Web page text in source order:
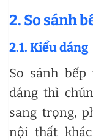
2. So sánh
2.1. Kiểu dáng
So sánh
dáng thì
sang trọng,
nội thất